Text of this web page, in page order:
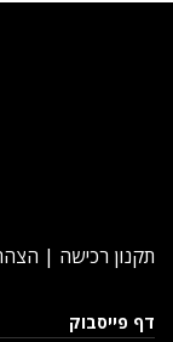
תקנון רכישה |
דף פייסבוק